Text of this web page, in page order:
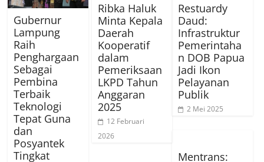
Gubernur
Lampung
Raih
Penghargaan
Sebagai
Pembina
Terbaik
Teknologi
Tepat Guna
dan
Posyantek
Tingkat
Ribka Haluk
Minta Kepala
Daerah
Kooperatif
dalam
Pemeriksaan
LKPD Tahun
Anggaran
2025
12 Februari
2026
Restuardy
Daud:
Infrastruktur
Pemerintaha
n DOB Papua
Jadi Ikon
Pelayanan
Publik
2 Mei 2025
Mentrans: